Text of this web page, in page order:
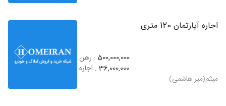
اجاره آپارتمان 120 متری
500,000,000 : رهن
36,000,000 : اجاره
میثم(میر هاشمی)